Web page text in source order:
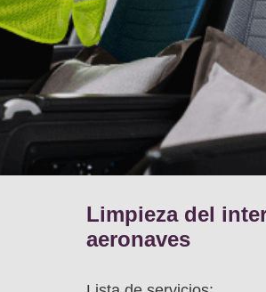
Limpieza del
aeronaves